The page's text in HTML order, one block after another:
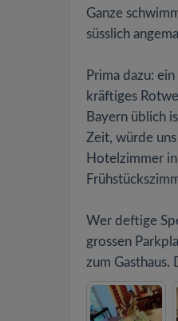
Ganze
süsslich
Prima dazu:
kräftiges
Bayern üblich
Zeit, würde
Hotelzimmer
Wer deftige
grossen
zum Gasthaus.